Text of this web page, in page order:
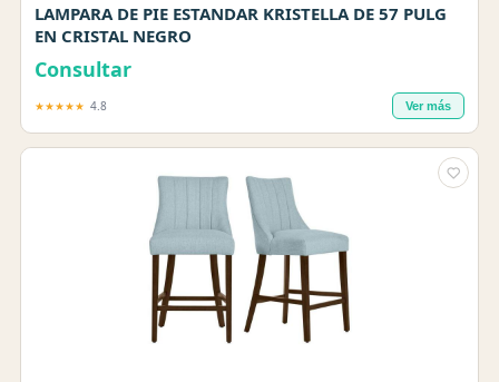
LAMPARA DE PIE ESTANDAR KRISTELLA DE 57 PULG
EN CRISTAL NEGRO
Consultar
★★★★★ 4.8 Ver más